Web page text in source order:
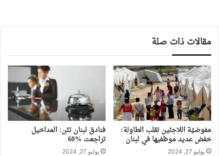
مقالات ذات صلة
مفوضيّة اللاجئين تقلب الطاولة:
خفض عديد موظفيها في لبنان
يوليو 27, 2024
فنادق لبنان تئن: المداخيل
تراجعت %60
يوليو 27, 2024